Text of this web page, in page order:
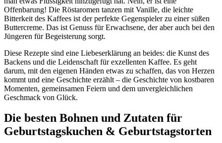
Offenbarung! Die Röstaromen tanzen mit Vanille, die leichte
Bitterkeit des Kaffees ist der perfekte Gegenspieler zu einer süßen
Buttercreme. Das ist Genuss für Erwachsene, der aber auch bei den
Jüngeren für Begeisterung sorgt.
Diese Rezepte sind eine Liebeserklärung an beides: die Kunst des
Backens und die Leidenschaft für exzellenten Kaffee. Es geht
darum, mit den eigenen Händen etwas zu schaffen, das von Herzen
kommt und eine Geschichte erzählt – die Geschichte von kostbaren
Momenten, gemeinsamen Feiern und dem unvergleichlichen
Geschmack von Glück.
Die besten Bohnen und Zutaten für
Geburtstagskuchen & Geburtstagstorten